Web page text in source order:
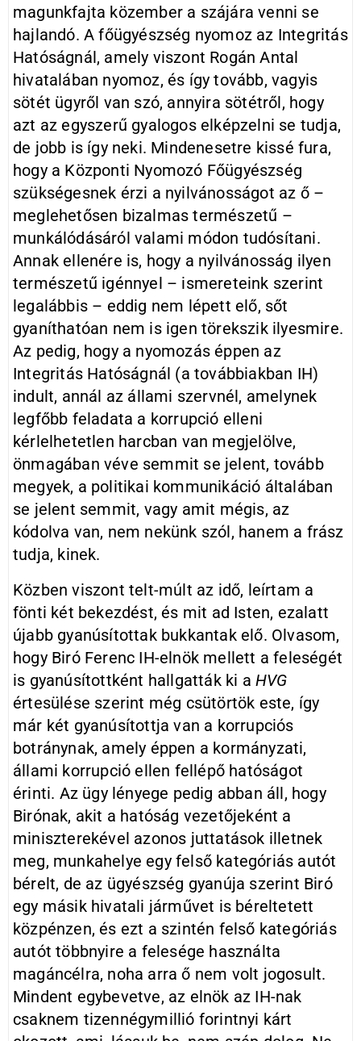
magunkfajta közember a szájára venni se
hajlandó. A főügyészség nyomoz az Integritás
Hatóságnál, amely viszont Rogán Antal
hivatalában nyomoz, és így tovább, vagyis
sötét ügyről van szó, annyira sötétről, hogy
azt az egyszerű gyalogos elképzelni se tudja,
de jobb is így neki. Mindenesetre kissé fura,
hogy a Központi Nyomozó Főügyészség
szükségesnek érzi a nyilvánosságot az ő –
meglehetősen bizalmas természetű –
munkálódásáról valami módon tudósítani.
Annak ellenére is, hogy a nyilvánosság ilyen
természetű igénnyel – ismereteink szerint
legalábbis – eddig nem lépett elő, sőt
gyaníthatóan nem is igen törekszik ilyesmire.
Az pedig, hogy a nyomozás éppen az
Integritás Hatóságnál (a továbbiakban IH)
indult, annál az állami szervnél, amelynek
legfőbb feladata a korrupció elleni
kérlelhetetlen harcban van megjelölve,
önmagában véve semmit se jelent, tovább
megyek, a politikai kommunikáció általában
se jelent semmit, vagy amit mégis, az
kódolva van, nem nekünk szól, hanem a frász
tudja, kinek.
Közben viszont telt-múlt az idő, leírtam a
fönti két bekezdést, és mit ad Isten, ezalatt
újabb gyanúsítottak bukkantak elő. Olvasom,
hogy Biró Ferenc IH-elnök mellett a feleségét
is gyanúsítottként hallgatták ki aHVG
értesülése szerint még csütörtök este, így
már két gyanúsítottja van a korrupciós
botránynak, amely éppen a kormányzati,
állami korrupció ellen fellépő hatóságot
érinti. Az ügy lényege pedig abban áll, hogy
Birónak, akit a hatóság vezetőjeként a
miniszterekével azonos juttatások illetnek
meg, munkahelye egy felső kategóriás autót
bérelt, de az ügyészség gyanúja szerint Biró
egy másik hivatali járművet is béreltetett
közpénzen, és ezt a szintén felső kategóriás
autót többnyire a felesége használta
magáncélra, noha arra ő nem volt jogosult.
Mindent egybevetve, az elnök az IH-nak
csaknem tizennégymillió forintnyi kárt